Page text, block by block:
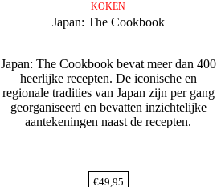
KOKEN
Japan: The Cookbook
Japan: The Cookbook bevat meer dan 400
heerlijke recepten. De iconische en
regionale tradities van Japan zijn per gang
georganiseerd en bevatten inzichtelijke
aantekeningen naast de recepten.
€49,95